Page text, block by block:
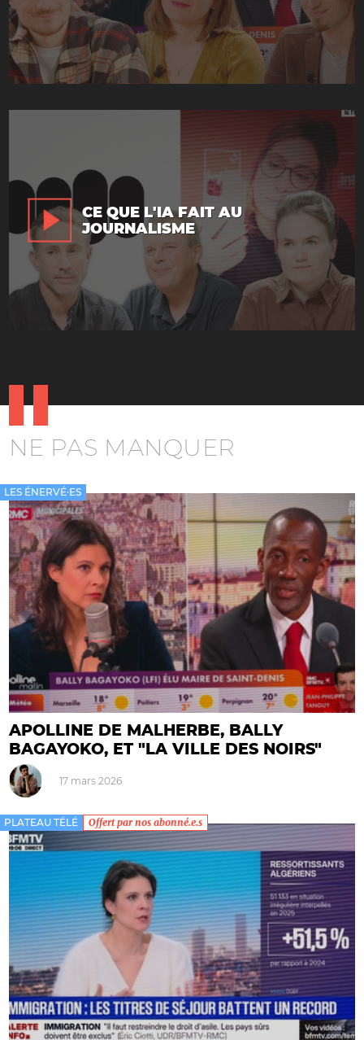
CE QUE L'IA FAIT AU
JOURNALISME
NE PAS MANQUER
LES ÉNERVÉ·ES
APOLLINE DE MALHERBE, BALLY
BAGAYOKO, ET "LA VILLE DES NOIRS"
17 mars 2026
PLATEAU TÉLÉ Offert par nos abonné.e.s